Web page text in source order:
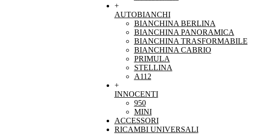
+
AUTOBIANCHI
BIANCHINA BERLINA
BIANCHINA PANORAMICA
BIANCHINA TRASFORMABILE
BIANCHINA CABRIO
PRIMULA
STELLINA
A112
+
INNOCENTI
950
MINI
ACCESSORI
RICAMBI UNIVERSALI